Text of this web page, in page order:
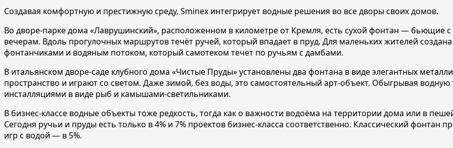
Создавая комфортную и престижную среду, Sminex интегрирует водные решения во все дворы своих домов.
Во дворе-парке дома «Лаврушинский», расположенном в километре от Кремля, есть сухой фонтан — бьющие
вечерам. Вдоль прогулочных маршрутов течёт ручей, который впадает в пруд. Для маленьких жителей
фонтанчиками и водяным потоком, который самотеком течет по ручьям с дамбами.
В итальянском дворе-саде клубного дома «Чистые Пруды» установлены два фонтана в виде элегантных
пространство и играют со светом. Даже зимой, без воды, это самостоятельный арт-объект. Обыгрывая водную
инсталляциями в виде рыб и камышами-светильниками.
В бизнес-классе водные объекты тоже редкость, тогда как о важности водоёма на территории дома или в
Сегодня ручьи и пруды есть только в 4% и 7% проектов бизнес-класса соответственно. Классический фонтан
игр с водой — в 5%.